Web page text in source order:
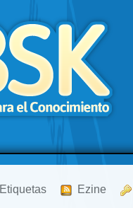
Etiquetas Ezine